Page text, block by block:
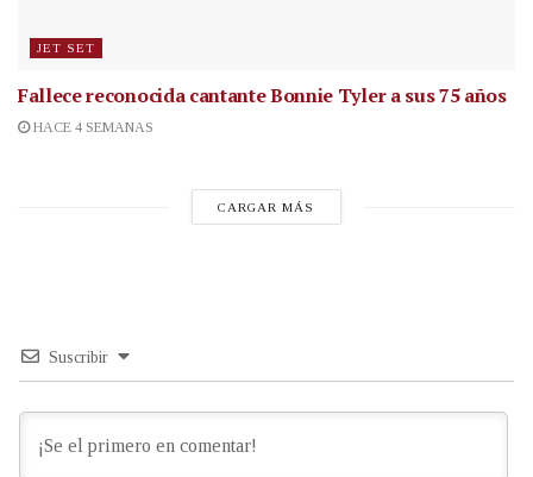
JET SET
Fallece reconocida cantanteBonnie Tyler a sus 75 años
HACE 4 SEMANAS
CARGAR MÁS
Suscribir